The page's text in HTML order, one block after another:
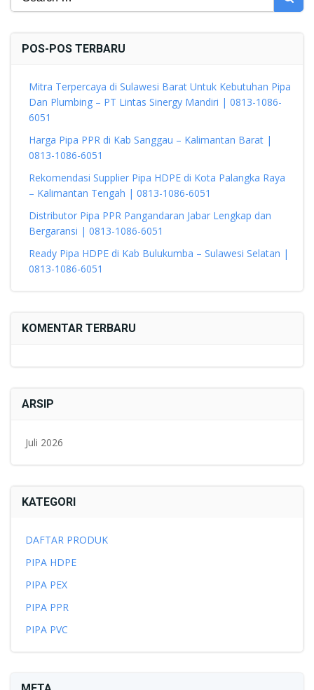
for:
POS-POS TERBARU
Mitra Terpercaya di Sulawesi Barat Untuk Kebutuhan Pipa
Dan Plumbing – PT Lintas Sinergy Mandiri | 0813-1086-
6051
Harga Pipa PPR di Kab Sanggau – Kalimantan Barat |
0813-1086-6051
Rekomendasi Supplier Pipa HDPE di Kota Palangka Raya
– Kalimantan Tengah | 0813-1086-6051
Distributor Pipa PPR Pangandaran Jabar Lengkap dan
Bergaransi | 0813-1086-6051
Ready Pipa HDPE di Kab Bulukumba – Sulawesi Selatan |
0813-1086-6051
KOMENTAR TERBARU
ARSIP
Juli 2026
KATEGORI
DAFTAR PRODUK
PIPA HDPE
PIPA PEX
PIPA PPR
PIPA PVC